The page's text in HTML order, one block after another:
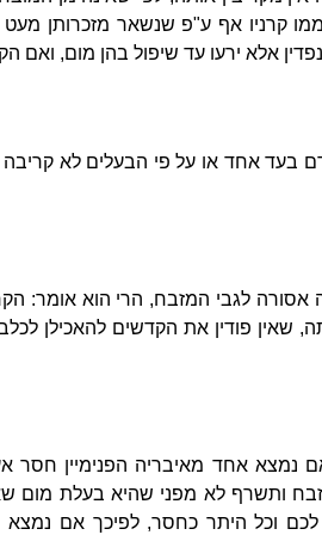
קרניו אף ע"פ שנשאר מזכרותן
אלא ירעו עד שיפול בהן מום, ואם
אחד או על פי הבעלים לא קריבה
לגבי המזבח, הרי הוא אומר:
שאין פודין את הקדשים להאכילן
נמצא אחד מאיבריה הפנימיין חסר
ותשרף לא מפני שהיא בעלת מום
וכל היתר כחסר, לפיכך אם נמצא